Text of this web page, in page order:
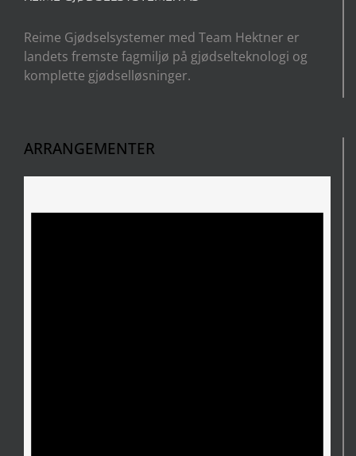
Reime Gjødselsystemer med Team Hektner er
landets fremste fagmiljø på gjødselteknologi og
komplette gjødselløsninger.
ARRANGEMENTER